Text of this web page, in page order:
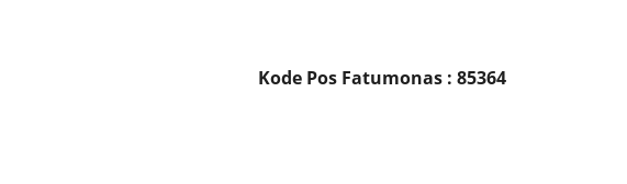
Kode Pos Fatumonas : 85364